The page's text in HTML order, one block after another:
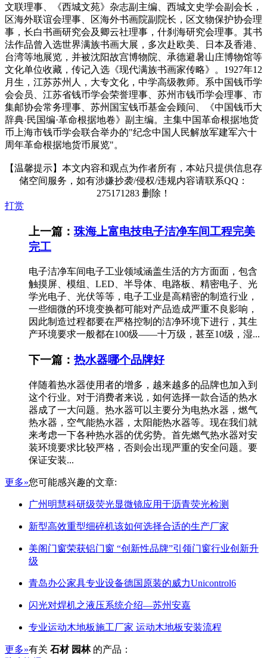
文联理事、《西城文苑》杂志副主编、西城文史学会副会长，
区海外联谊会理事、区海外书画院副院长，区文物保护协会理
事，长白书画研究会及卿云社理事，什刹海研究会理事。其书
法作品曾入选世界满族书画大展，多次赴欧美、日本及香港、
台湾等地展览，并被沈阳故宫博物院、承德避暑山庄博物馆等
文化单位收藏，传记入选《现代满族书画家传略》。1927年12
月生，江苏苏州人，大专文化，中学高级教师。系中国钱币学
会会员、江苏省钱币学会荣誉理事、苏州市钱币学会理事、市
集邮协会常务理事、苏州国宝钱币基金会顾问、《中国钱币大
辞典·民国编·革命根据地卷》副主编。主集中国革命根据地货
币上海市钱币学会联合举办的"纪念中国人民解放军建军六十
周年革命根据地货币展览"。
【温馨提示】本文内容和观点为作者所有，本站只提供信息存
储空间服务，如有涉嫌抄袭/侵权/违规内容请联系QQ：
275171283 删除！
打赏
上一篇： 珠海上富电技电子洁净车间工程完美
完工
电子洁净车间电子工业领域涵盖生活的方方面面，包含
触摸屏、模组、LED、半导体、电路板、精密电子、光
学光电子、光伏等等，电子工业是高精密的制造行业，
一些细微的环境变换都可能对产品造成严重不良影响，
因此制造过程都要在严格控制的洁净环境下进行，其生
产环境要求一般都在100级——十万级，甚至10级，湿...
下一篇： 热水器哪个品牌好
伴随着热水器使用者的增多，越来越多的品牌也加入到
这个行业。对于消费者来说，如何选择一款合适的热水
器成了一大问题。热水器可以主要分为电热水器，燃气
热水器，空气能热水器，太阳能热水器等。现在我们就
来考虑一下各种热水器的优劣势。首先燃气热水器对安
装环境要求比较严格，否则会出现严重的安全问题。要
保证安装...
更多»您可能感兴趣的文章:
广州明慧科研级荧光显微镜应用于沥青荧光检测
新型高效重型细碎机该如何选择合适的生产厂家
美阁门窗荣获铝门窗 “创新性品牌”引领门窗行业创新升
级
青岛办公家具专业设备德国原装的威力Unicontrol6
闪光对焊机之液压系统介绍—苏州安嘉
专业运动木地板施工厂家 运动木地板安装流程
更多»有关 石材 园林 的产品：